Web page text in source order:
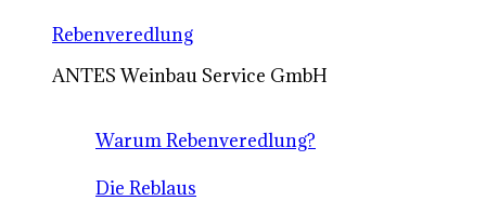
Rebenveredlung
ANTES Weinbau Service GmbH
Warum Rebenveredlung?
Die Reblaus